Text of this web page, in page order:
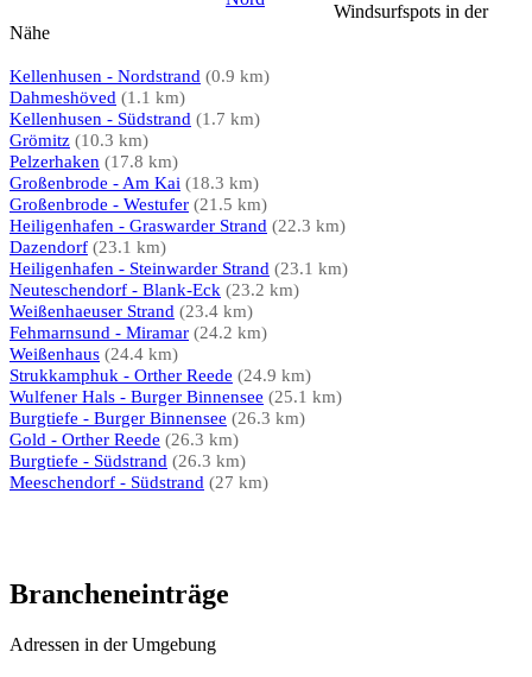
Windsurfspots in der
Nähe
Kellenhusen - Nordstrand (0.9 km)
Dahmeshöved (1.1 km)
Kellenhusen - Südstrand (1.7 km)
Grömitz (10.3 km)
Pelzerhaken (17.8 km)
Großenbrode - Am Kai (18.3 km)
Großenbrode - Westufer (21.5 km)
Heiligenhafen - Graswarder Strand (22.3 km)
Dazendorf (23.1 km)
Heiligenhafen - Steinwarder Strand (23.1 km)
Neuteschendorf - Blank-Eck (23.2 km)
Weißenhaeuser Strand (23.4 km)
Fehmarnsund - Miramar (24.2 km)
Weißenhaus (24.4 km)
Strukkamphuk - Orther Reede (24.9 km)
Wulfener Hals - Burger Binnensee (25.1 km)
Burgtiefe - Burger Binnensee (26.3 km)
Gold - Orther Reede (26.3 km)
Burgtiefe - Südstrand (26.3 km)
Meeschendorf - Südstrand (27 km)
Brancheneinträge
Adressen in der Umgebung